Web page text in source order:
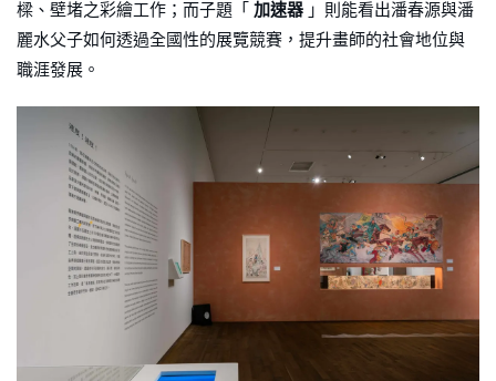
樑、壁堵之彩繪工作；而子題「 加速器 」則能看出潘春源與潘
麗水父子如何透過全國性的展覽競賽，提升畫師的社會地位與
職涯發展。